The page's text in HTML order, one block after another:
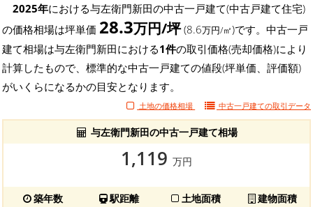
2025年における与左衛門新田の中古一戸建て(中古戸建て住宅)
の価格相場は坪単価 28.3万円/坪(8.6万円/㎡)です。中古一戸
建て相場は与左衛門新田における1件の取引価格(売却価格)により
計算したもので、標準的な中古一戸建ての値段(坪単価、評価額)
がいくらになるかの目安となります。
土地の価格相場 中古一戸建ての取引データ
与左衛門新田の中古一戸建て相場
1,119 万円
築年数 駅距離 土地面積 建物面積